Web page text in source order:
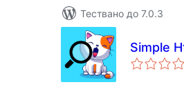
Тествано до 7.0.3
Simple